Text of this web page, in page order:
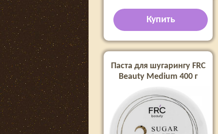
Купить
Паста для шугарингу FRC
Beauty Medium 400 г